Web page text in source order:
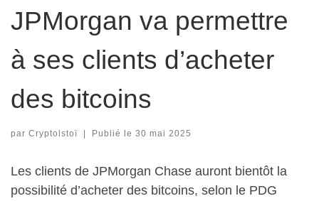
JPMorgan va permettre
à ses clients d’acheter
des bitcoins
par Cryptolstoï | Publié le 30 mai 2025
Les clients de JPMorgan Chase auront bientôt la
possibilité d’acheter des bitcoins, selon le PDG